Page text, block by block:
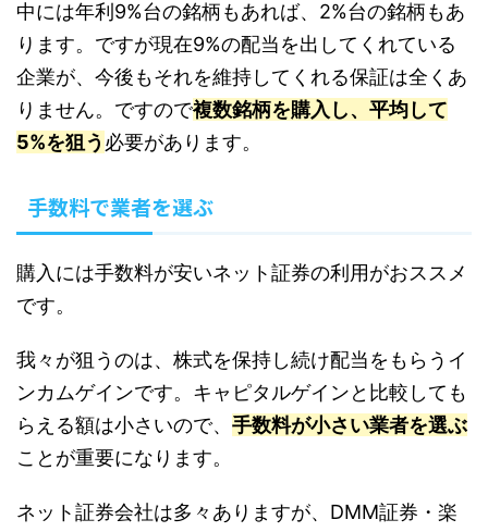
中には年利9%台の銘柄もあれば、2%台の銘柄もあ
ります。ですが現在9%の配当を出してくれている
企業が、今後もそれを維持してくれる保証は全くあ
りません。ですので複数銘柄を購入し、平均して
5%を狙う 必要があります。
手数料で業者を選ぶ
購入には手数料が安いネット証券の利用がおススメ
です。
我々が狙うのは、株式を保持し続け配当をもらうイ
ンカムゲインです。キャピタルゲインと比較しても
らえる額は小さいので、 手数料が小さい業者を選ぶ
ことが重要になります。
ネット証券会社は多々ありますが、DMM証券・楽